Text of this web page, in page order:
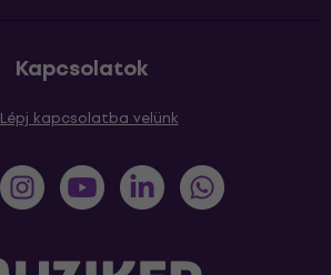
Kapcsolatok
Lépj kapcsolatba velünk